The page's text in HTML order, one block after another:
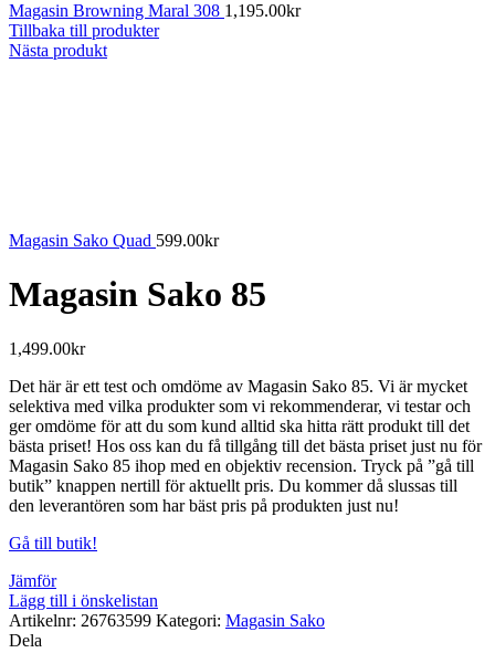
Magasin Browning Maral 308 1,195.00kr
Tillbaka till produkter
Nästa produkt
Magasin Sako Quad 599.00kr
Magasin Sako 85
1,499.00kr
Det här är ett test och omdöme av Magasin Sako 85. Vi är mycket
selektiva med vilka produkter som vi rekommenderar, vi testar och
ger omdöme för att du som kund alltid ska hitta rätt produkt till det
bästa priset! Hos oss kan du få tillgång till det bästa priset just nu för
Magasin Sako 85 ihop med en objektiv recension. Tryck på ”gå till
butik” knappen nertill för aktuellt pris. Du kommer då slussas till
den leverantören som har bäst pris på produkten just nu!
Gå till butik!
Jämför
Lägg till i önskelistan
Artikelnr: 26763599 Kategori: Magasin Sako
Dela